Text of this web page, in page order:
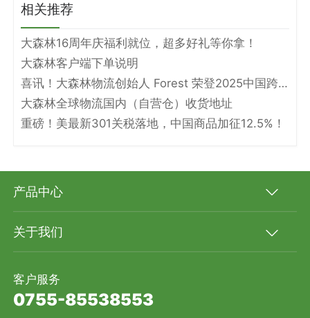
相关推荐
大森林16周年庆福利就位，超多好礼等你拿！
大森林客户端下单说明
喜讯！大森林物流创始人 Forest 荣登2025中国跨境电商物流名人堂！
大森林全球物流国内（自营仓）收货地址
重磅！美最新301关税落地，中国商品加征12.5%！
产品中心
关于我们
客户服务
0755-85538553